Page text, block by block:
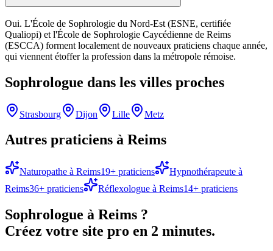
Oui. L'École de Sophrologie du Nord-Est (ESNE, certifiée
Qualiopi) et l'École de Sophrologie Caycédienne de Reims
(ESCCA) forment localement de nouveaux praticiens chaque année,
qui viennent étoffer la profession dans la métropole rémoise.
Sophrologue dans les villes proches
Strasbourg Dijon Lille Metz
Autres praticiens à Reims
Naturopathe à Reims19+ praticiens Hypnothérapeute à
Reims36+ praticiens Réflexologue à Reims14+ praticiens
Sophrologue à Reims ?
Créez votre site pro en 2 minutes.